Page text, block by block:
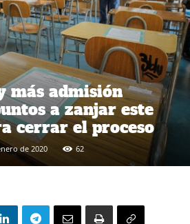
más admisión
a zanjar este
cerrar el proceso
de 2020 62